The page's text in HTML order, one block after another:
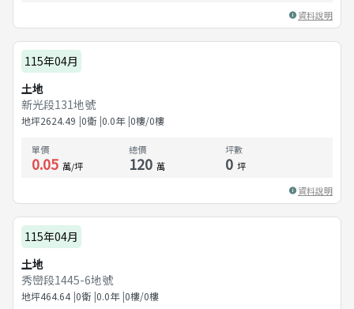
資料說明
115年04月
土地
新光段131地號
地坪2624.49 0衛 0.0年 0樓/0樓
單價
0.05 萬/坪
總價
120 萬
坪數
0 坪
資料說明
115年04月
土地
秀巒段1445-6地號
地坪464.64 0衛 0.0年 0樓/0樓